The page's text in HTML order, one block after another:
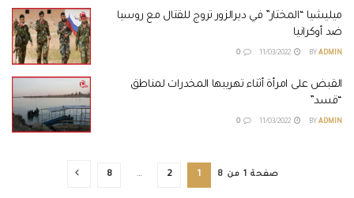
ميليشيا “المختار” في ديرالزور تروج للقتال مع روسيا
ضد أوكرانيا
BY ADMIN
القبض على امرأة أثناء تهريبها المخدرات لمناطق
“قسد”
BY ADMIN
صفحة 1 من 8 1
2
…
8